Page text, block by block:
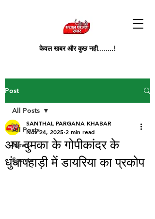
केवल खबर और कुछ नही........!
Post
All Posts
News
Sports
All Posts
अब दुमका के गोपीकांदर के
धुंधापहाड़ी में डायरिया का प्रकोप
SANTHAL PARGANA KHABAR
Nov 24, 2025 2 min read